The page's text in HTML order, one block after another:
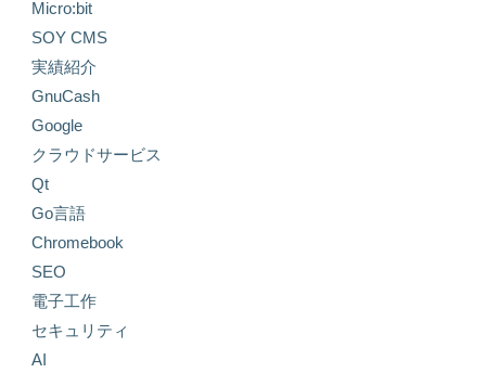
Micro:bit
SOY CMS
実績紹介
GnuCash
Google
クラウドサービス
Qt
Go言語
Chromebook
SEO
電子工作
セキュリティ
AI